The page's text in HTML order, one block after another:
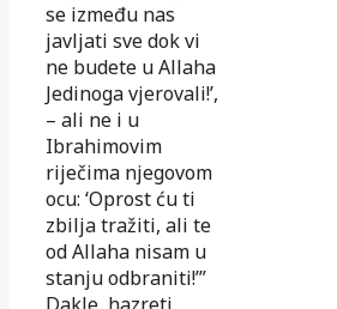
se između nas
javljati sve dok vi
ne budete u Allaha
Jedinoga vje­rovali!’,
– ali ne i u
Ibrahimovim
riječima njegovom
ocu: ‘Oprost ću ti
zbilja tra­ži­ti, ali te
od Allaha nisam u
stanju odbraniti!’”